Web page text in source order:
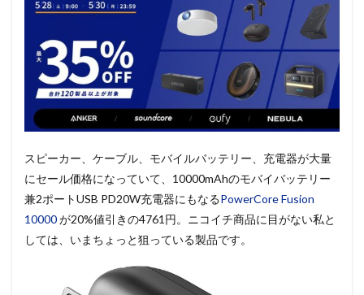
スピーカー、ケーブル、モバイルバッテリー、充電器が大量
にセール価格になっていて、10000mAhのモバイバッテリー
兼2ポートUSB PD20W充電器にもなるPowerCore Fusion
10000が20%値引きの4761円。ニコイチ商品に目がない私と
しては、いまちょっと狙っている製品です。